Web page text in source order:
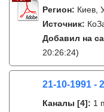
Регион: Киев,
Источник:
Добавил на
20:26:24)
21-10-1991 -
Каналы [4]: 1